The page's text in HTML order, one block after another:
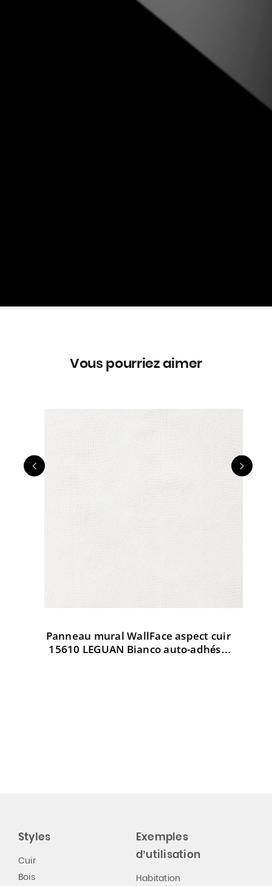
Vous pourriez aimer
Panneau mural WallFace aspect cuir
15610 LEGUAN Bianco auto-adhésif
Styles
Cuir
Bois
Exemples
d’utilisation
Habitation